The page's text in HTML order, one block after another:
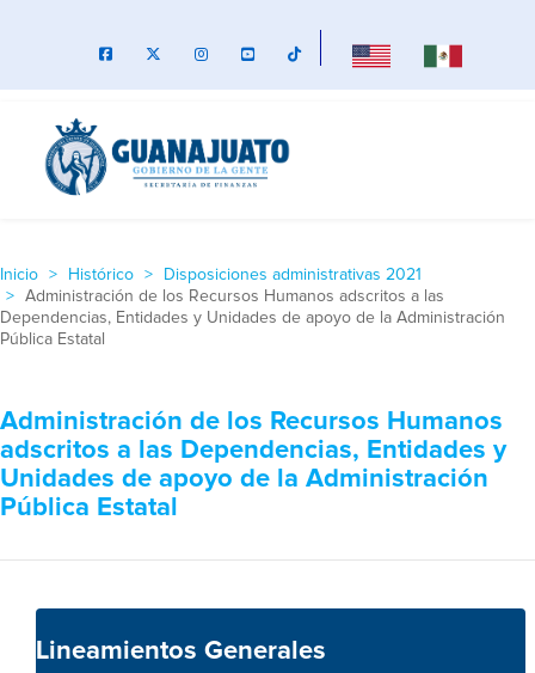
Inicio Histórico
Disposiciones administrativas 2021
Administración de los Recursos Humanos adscritos a las
Dependencias, Entidades y Unidades de apoyo de la Administración
Pública Estatal
Administración de los Recursos Humanos
adscritos a las Dependencias, Entidades y
Unidades de apoyo de la Administración
Pública Estatal
Lineamientos Generales